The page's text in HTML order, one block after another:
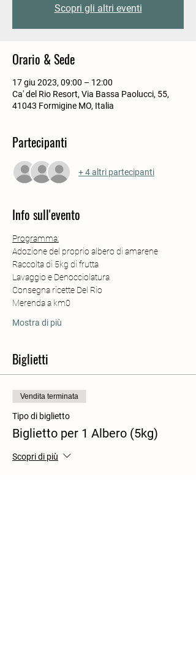
Scopri gli altri eventi
Orario & Sede
17 giu 2023, 09:00 – 12:00
Ca' del Rio Resort, Via Bassa Paolucci, 55,
41043 Formigine MO, Italia
Partecipanti
+ 4 altri partecipanti
Info sull'evento
Programma:
Adozione del proprio albero di amarene
Raccolta di 5kg di frutta
Lavaggio e Denocciolatura
Consegna ricette Del Rio
Merenda a km0
Mostra di più
Biglietti
Vendita terminata
Tipo di biglietto
Biglietto per 1 Albero (5kg)
Scopri di più